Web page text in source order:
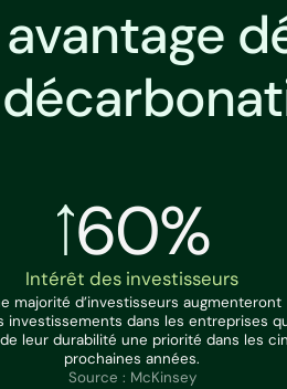
60%
Intérêt des investisseurs
majorité d’investisseurs augmenteront
investissements dans les entreprises
leur durabilité une priorité dans les
prochaines années.
Source : McKinsey